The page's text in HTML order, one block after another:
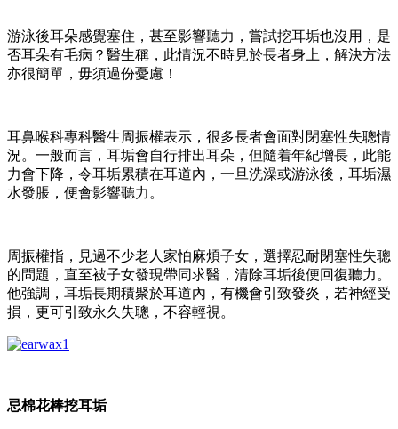
游泳後耳朵感覺塞住，甚至影響聽力，嘗試挖耳垢也沒用，是
否耳朵有毛病？醫生稱，此情況不時見於長者身上，解決方法
亦很簡單，毋須過份憂慮！
耳鼻喉科專科醫生周振權表示，很多長者會面對閉塞性失聰情
況。一般而言，耳垢會自行排出耳朵，但隨着年紀增長，此能
力會下降，令耳垢累積在耳道內，一旦洗澡或游泳後，耳垢濕
水發脹，便會影響聽力。
周振權指，見過不少老人家怕麻煩子女，選擇忍耐閉塞性失聰
的問題，直至被子女發現帶同求醫，清除耳垢後便回復聽力。
他強調，耳垢長期積聚於耳道內，有機會引致發炎，若神經受
損，更可引致永久失聰，不容輕視。
忌棉花棒挖耳垢